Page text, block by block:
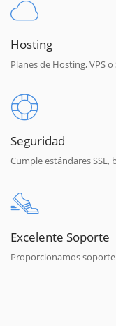
Hosting
Planes de Hosting, VPS
Seguridad
Cumple estándares
Excelente Soporte
Proporcionamos